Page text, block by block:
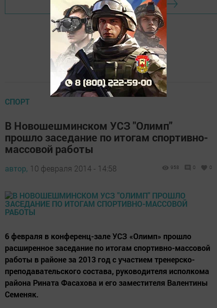
Перейти на страницу новости
СПОРТ
В Новошешминском УСЗ "Олимп"
прошло заседание по итогам спортивно-
массовой работы
автор, 10 февраля 2014 - 14:58 958 0 0
6 февраля в конференц-зале УСЗ «Олимп» прошло
расширенное заседание по итогам спортивно-массовой
работы в районе за 2013 год с участием тренерско-
преподавательского состава, руководителя исполкома
района Рината Фасахова и его заместителя Валентины
Семеняк.